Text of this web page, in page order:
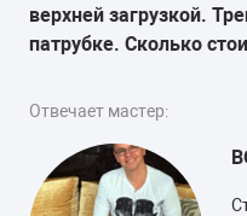
верхней загрузкой.
патрубке. Сколько
Отвечает мастер: